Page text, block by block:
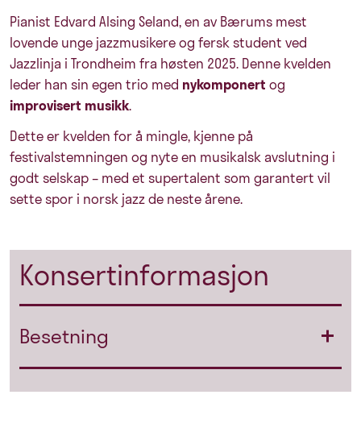
Pianist Edvard Alsing Seland, en av Bærums mest
lovende unge jazzmusikere og fersk student ved
Jazzlinja i Trondheim fra høsten 2025. Denne kvelden
leder han sin egen trio med nykomponert og
improvisert musikk.
Dette er kvelden for å mingle, kjenne på
festivalstemningen og nyte en musikalsk avslutning i
godt selskap – med et supertalent som garantert vil
sette spor i norsk jazz de neste årene.
Konsertinformasjon
Besetning